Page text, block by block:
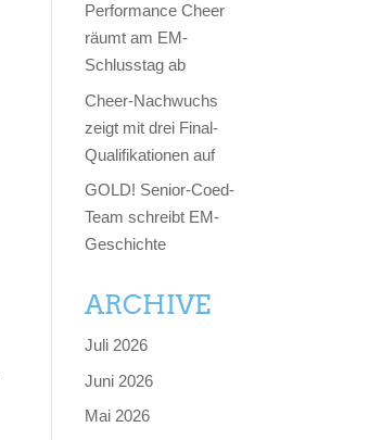
Performance Cheer
räumt am EM-
Schlusstag ab
Cheer-Nachwuchs
zeigt mit drei Final-
Qualifikationen auf
GOLD! Senior-Coed-
Team schreibt EM-
Geschichte
ARCHIVE
Juli 2026
Juni 2026
Mai 2026